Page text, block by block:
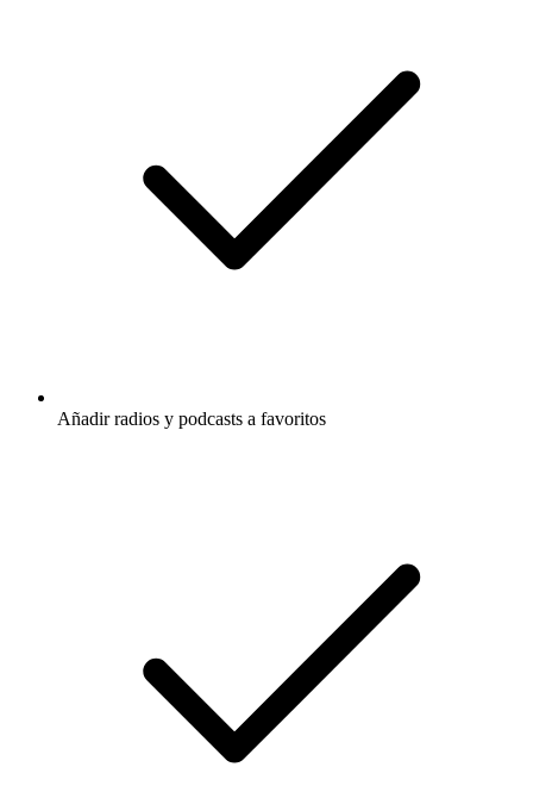
Añadir radios y podcasts a favoritos